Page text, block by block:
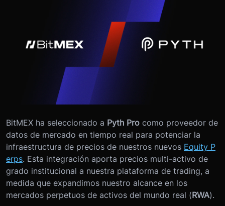
BitMEX ha seleccionado a Pyth Pro como proveedor de
datos de mercado en tiempo real para potenciar la
infraestructura de precios de nuestros nuevos Equity P
erps. Esta integración aporta precios multi-activo de
grado institucional a nuestra plataforma de trading, a
medida que expandimos nuestro alcance en los
mercados perpetuos de activos del mundo real (RWA).